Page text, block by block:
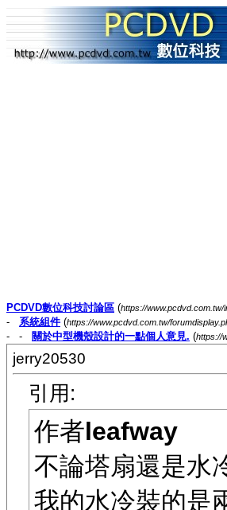
PCDVD數位科技討論區 (https://www.pcdvd.com.tw/
- 系統組件 (https://www.pcdvd.com.tw/
- -
關於中型機殼設計的一點個人意見. (https://
jerry20530
引用:
作者leafway
不論塔扇還是水
我的水冷裝的是